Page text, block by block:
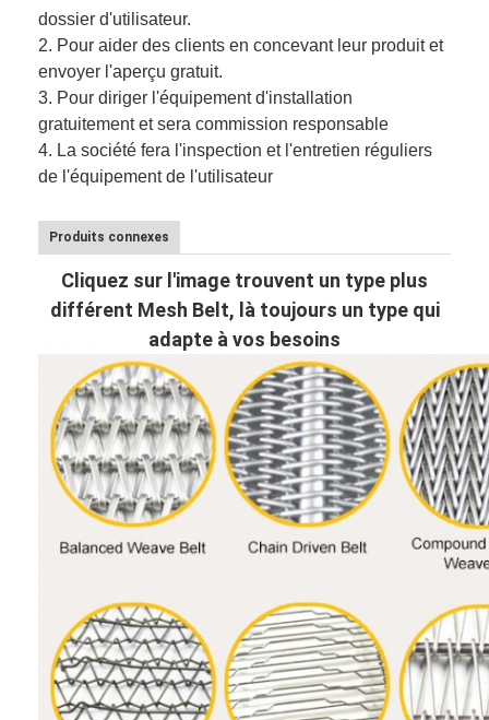
dossier d'utilisateur.
2. Pour aider des clients en concevant leur produit et
envoyer l'aperçu gratuit.
3. Pour diriger l'équipement d'installation
gratuitement et sera commission responsable
4. La société fera l'inspection et l'entretien réguliers
de l'équipement de l'utilisateur
Produits connexes
Cliquez sur l'image trouvent un type plus
différent Mesh Belt, là toujours un type qui
adapte à vos besoins